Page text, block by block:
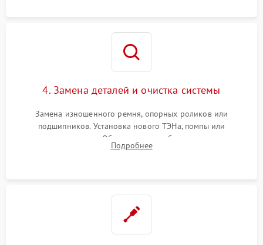
4. Замена деталей и очистка системы
Замена изношенного ремня, опорных роликов или
подшипников. Установка нового ТЭНа, помпы или
термодатчиков. Обязательная глубокая очистка
конденсатора, крыльчатки вентилятора и воздуховодов от
Подробнее